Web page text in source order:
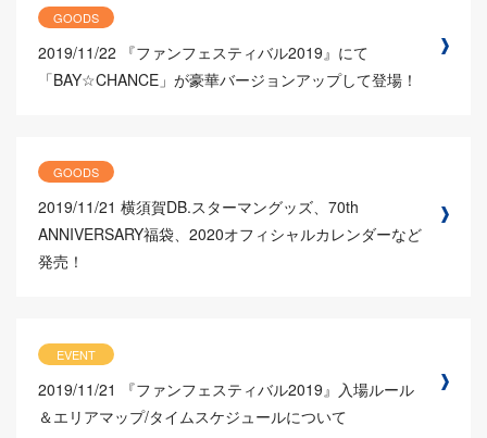
GOODS
2019/11/22
『ファンフェスティバル2019』にて
「BAY☆CHANCE」が豪華バージョンアップして登場！
GOODS
2019/11/21 横須賀DB.スターマングッズ、70th
ANNIVERSARY福袋、2020オフィシャルカレンダーなど
発売！
EVENT
2019/11/21
『ファンフェスティバル2019』入場ルール
＆エリアマップ/タイムスケジュールについて